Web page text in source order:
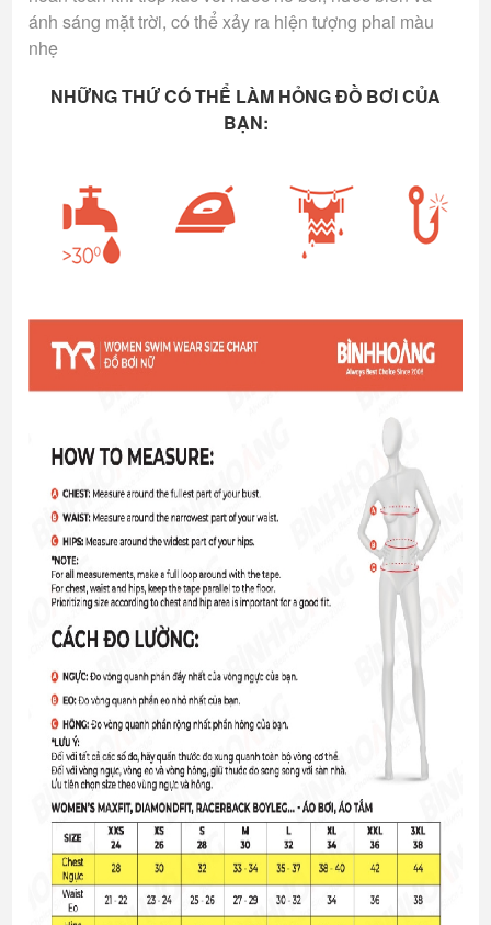
ánh sáng mặt trời, có thể xảy ra hiện tượng phai màu
nhẹ
NHỮNG THỨ CÓ THỂ LÀM HỎNG ĐỒ BƠI CỦA
BẠN: